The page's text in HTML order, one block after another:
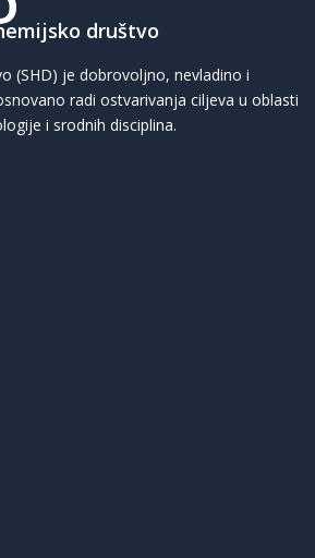
društvo
(SHD) je dobrovoljno, nevladino i
radi ostvarivanja ciljeva u oblasti
i srodnih disciplina.